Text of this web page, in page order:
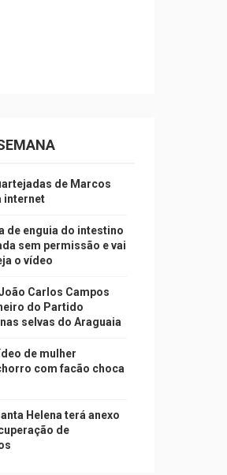
de Marcos
internet
de enguia do intestino
sem permissão e vai
o vídeo
Carlos Campos
do Partido
selvas do Araguaia
de mulher
com facão choca
Helena terá anexo
de